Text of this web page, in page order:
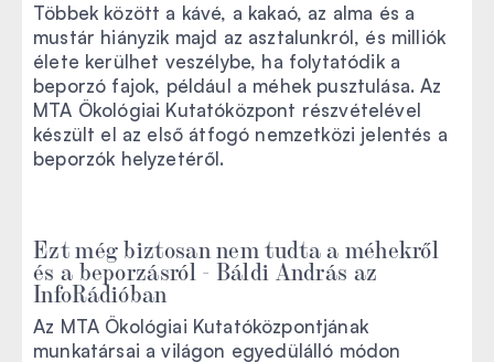
Többek között a kávé, a kakaó, az alma és a
mustár hiányzik majd az asztalunkról, és milliók
élete kerülhet veszélybe, ha folytatódik a
beporzó fajok, például a méhek pusztulása. Az
MTA Ökológiai Kutatóközpont részvételével
készült el az első átfogó nemzetközi jelentés a
beporzók helyzetéről.
Ezt még biztosan nem tudta a méhekről
és a beporzásról - Báldi András az
InfoRádióban
Az MTA Ökológiai Kutatóközpontjának
munkatársai a világon egyedülálló módon